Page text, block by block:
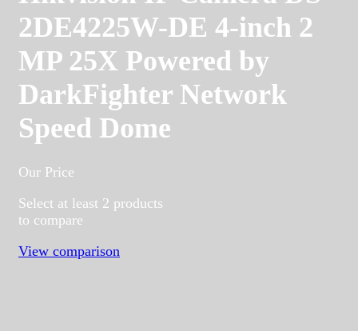
2DE4225W-DE 4-inch 2
MP 25X Powered by
DarkFighter Network
Speed Dome
Our Price
Select at least 2 products
to compare
View comparison